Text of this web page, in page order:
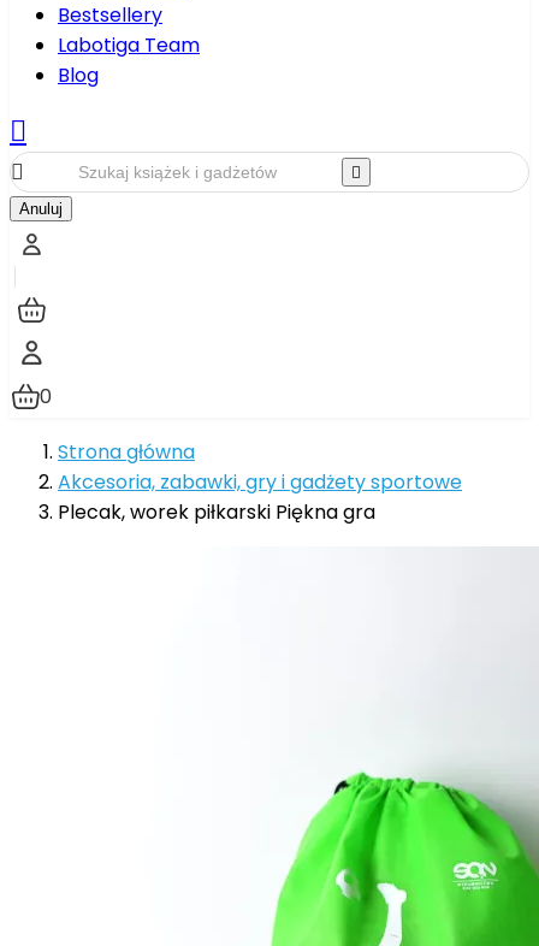
Bestsellery
Labotiga Team
Blog



Anuluj
0
Strona główna
Akcesoria, zabawki, gry i gadżety sportowe
Plecak, worek piłkarski Piękna gra